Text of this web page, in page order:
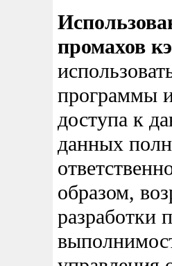
промахов
программы
доступа к
данных
образом,
разработки